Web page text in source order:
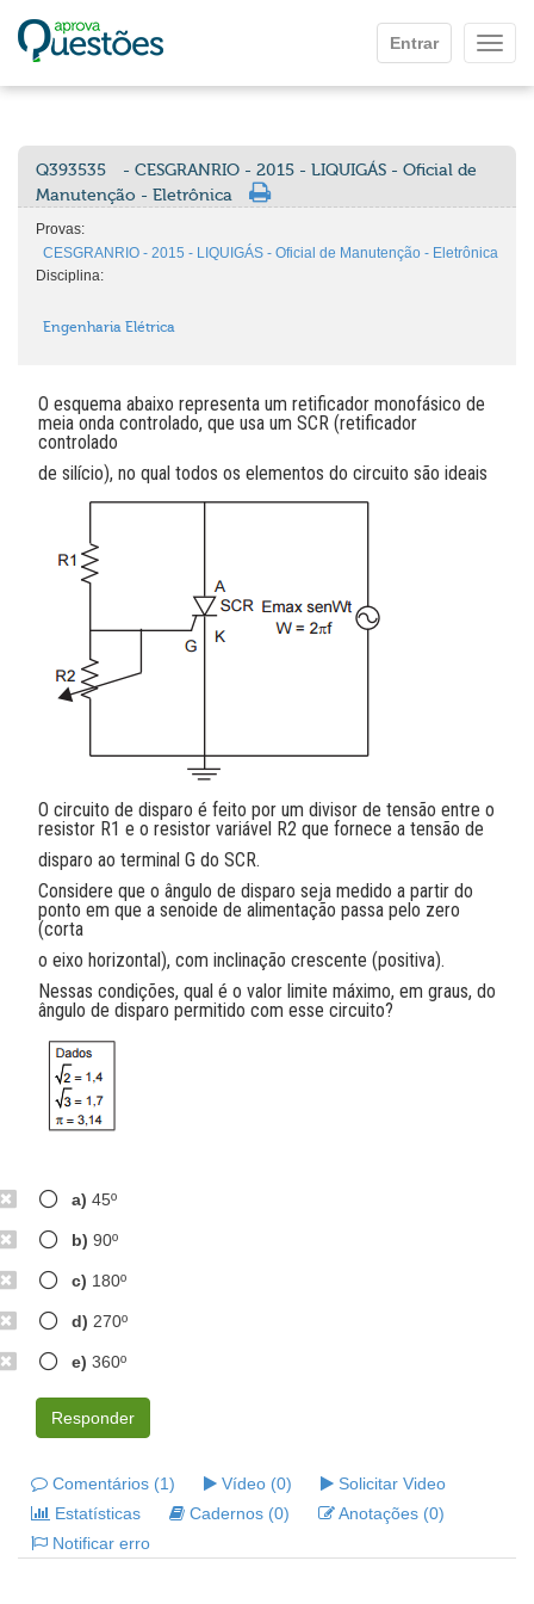
Entrar
Q393535
- CESGRANRIO - 2015 - LIQUIGÁS - Oficial de
Manutenção - Eletrônica
Provas:
CESGRANRIO - 2015 - LIQUIGÁS - Oficial de Manutenção - Eletrônica
Disciplina:
Engenharia Elétrica
O esquema abaixo representa um retificador monofásico de
meia onda controlado, que usa um SCR (retificador
controlado
de silício), no qual todos os elementos do circuito são ideais
O circuito de disparo é feito por um divisor de tensão entre o
resistor R1 e o resistor variável R2 que fornece a tensão de
disparo ao terminal G do SCR.
Considere que o ângulo de disparo seja medido a partir do
ponto em que a senoide de alimentação passa pelo zero
(corta
o eixo horizontal), com inclinação crescente (positiva).
Nessas condições, qual é o valor limite máximo, em graus, do
ângulo de disparo permitido com esse circuito?
a) 45º
b) 90º
c) 180º
d) 270º
e) 360º
Responder
Comentários (1) Vídeo (0)
Solicitar Video
Estatísticas
Cadernos (0)
Anotações (0)
Notificar erro